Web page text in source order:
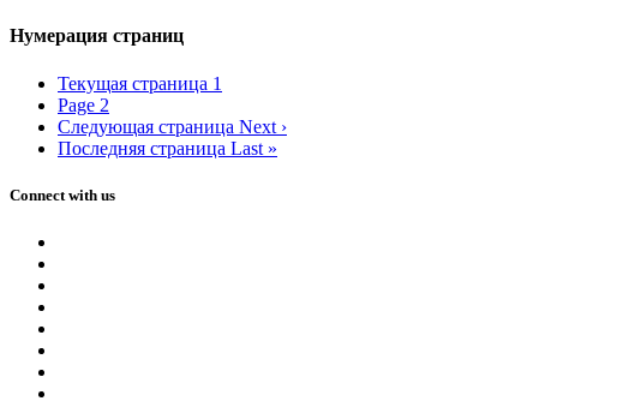
Нумерация страниц
Текущая страница 1
Page 2
Следующая страница Next ›
Последняя страница Last »
Connect with us